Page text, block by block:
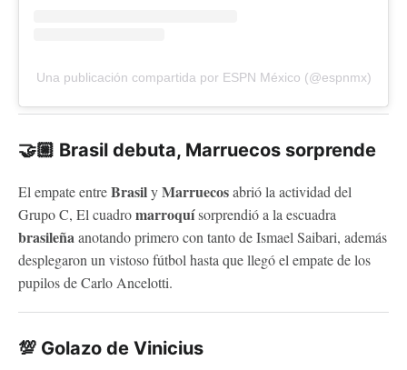
Una publicación compartida por ESPN México (@espnmx)
🤝🏼 Brasil debuta, Marruecos sorprende
El empate entreBrasilyMarruecosabrió la actividad del
Grupo C, El cuadromarroquísorprendió a la escuadra
brasileñaanotando primero con tanto de Ismael Saibari, además
desplegaron un vistoso fútbol hasta que llegó el empate de los
pupilos de Carlo Ancelotti.
💯 Golazo de Vinicius